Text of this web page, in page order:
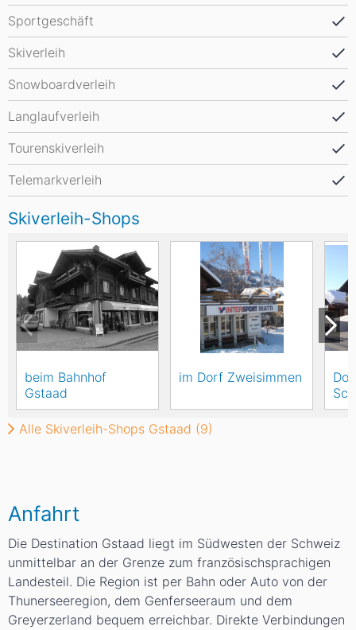
Sportgeschäft
Skiverleih
Snowboardverleih
Langlaufverleih
Tourenskiverleih
Telemarkverleih
Skiverleih-Shops
beim Bahnhof
Gstaad
im Dorf Zweisimmen
Alle Skiverleih-Shops Gstaad (9)
Anfahrt
Die Destination Gstaad liegt im Südwesten der Schweiz
unmittelbar an der Grenze zum französischsprachigen
Landesteil. Die Region ist per Bahn oder Auto von der
Thunerseeregion, dem Genferseeraum und dem
Greyerzerland bequem erreichbar. Direkte Verbindungen